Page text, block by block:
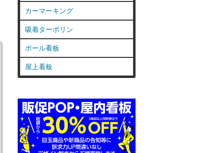
カーマーキング
吸着ターポリン
ポール看板
屋上看板